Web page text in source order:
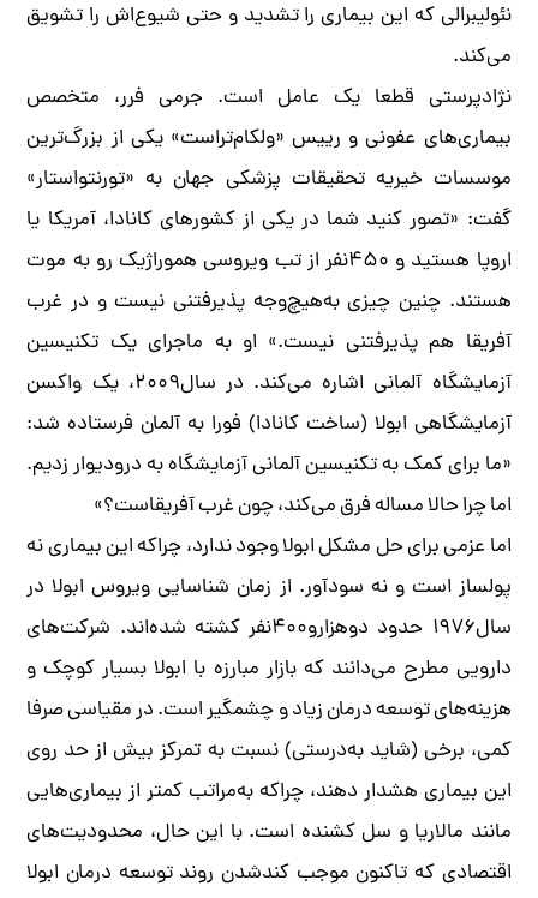
نئولیبرالی که این بیماری را تشدید و حتی شیوع‌اش را تشویق
می‌کند.
نژادپرستی قطعا یک عامل است. جرمی فرر، متخصص
بیماری‌های عفونی و رییس «ولکام‌تراست» یکی از بزرگ‌ترین
موسسات خیریه تحقیقات پزشکی جهان به «تورنتواستار»
گفت: «تصور کنید شما در یکی از کشورهای کانادا، آمریکا یا
اروپا هستید و ۴۵۰نفر از تب ویروسی هموراژیک رو به موت‌
هستند. چنین چیزی به‌هیچ‌وجه پذیرفتنی نیست و در غرب
آفریقا هم پذیرفتنی نیست.» او به ماجرای یک تکنیسین
آزمایشگاه آلمانی اشاره می‌کند. در سال۲۰۰۹، یک واکسن
آزمایشگاهی ابولا (ساخت کانادا) فورا به آلمان فرستاده شد:
«ما برای کمک به تکنیسین آلمانی آزمایشگاه به درودیوار زدیم.
اما چرا حالا مساله فرق می‌کند، چون غرب آفریقاست؟»
اما عزمی برای حل مشکل ابولا وجود ندارد، چراکه این بیماری نه
پولساز است و نه سودآور. از زمان شناسایی ویروس ابولا در
سال۱۹۷۶ حدود دوهزارو۴۰۰نفر کشته شده‌اند. شرکت‌های
دارویی مطرح می‌دانند که بازار مبارزه با ابولا بسیار کوچک و
هزینه‌های توسعه درمان زیاد و چشمگیر است. در مقیاسی صرفا
کمی، برخی (شاید به‌درستی) نسبت به تمرکز بیش از حد روی
این بیماری هشدار دهند، چراکه به‌مراتب کمتر از بیماری‌هایی
مانند مالاریا و سل کشنده است. با این حال، محدودیت‌های
اقتصادی که تاکنون موجب کندشدن روند توسعه درمان ابولا